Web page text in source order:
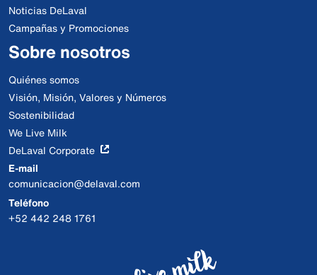
Noticias DeLaval
Campañas y Promociones
Sobre nosotros
Quiénes somos
Visión, Misión, Valores y Números
Sostenibilidad
We Live Milk
DeLaval Corporate
E-mail
comunicacion@delaval.com
Teléfono
+52 442 248 1761